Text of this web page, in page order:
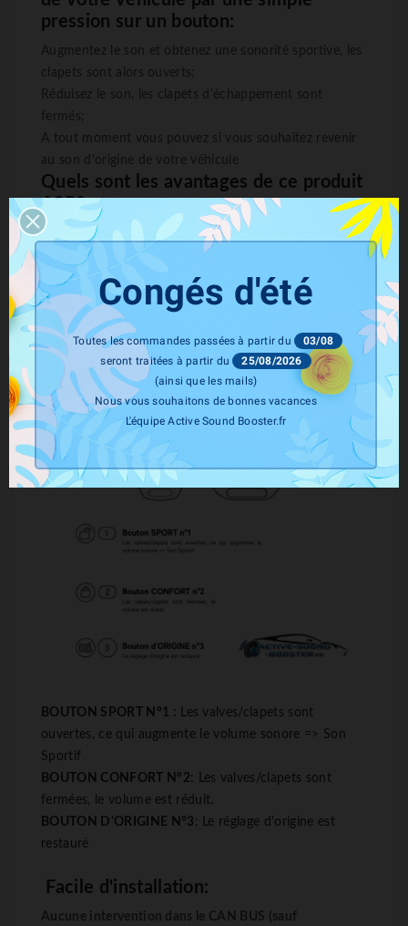
pression sur un bouton:
Augmentez le son et obtenez une sonorité sportive, les
clapets sont alors ouverts;
Réduisez le son, les clapets d'échappement sont
fermés;
A tout moment vous pouvez si vous souhaitez revenir
au son d'origine de votre véhicule
Quels sont les avantages de ce produit
ASR
?
Contrôle de votre sonorité indépendamment de votre
mode de conduite
Grâce à la télécommande programmez l'ouverture de
vos valves et du son lors du démarrage
Retour au mode d'origine rapidement (idéal lors du
passage au contrôle technique)
BOUTON SPORT N°1 : Les valves/clapets sont
ouvertes, ce qui augmente le volume sonore => Son
Sportif
BOUTON CONFORT N°2: Les valves/clapets sont
fermées, le volume est réduit.
BOUTON D'ORIGINE N°3 : Le réglage d'origine est
restauré
Facile d'installation:
Aucune intervention dans le CAN BUS (sauf
Congés d'été
Toutes les commandes passées à partir du
03/08
seront traitées à partir du
25/08/2026
(ainsi que les mails)
Nous vous souhaitons de bonnes vacances
L'équipe Active Sound Booster.fr